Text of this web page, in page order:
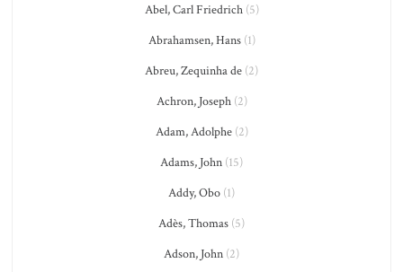
Abel, Carl Friedrich(5)
Abrahamsen, Hans(1)
Abreu, Zequinha de (2)
Achron, Joseph(2)
Adam, Adolphe(2)
Adams, John (15)
Addy, Obo (1)
Adès, Thomas (5)
Adson, John (2)